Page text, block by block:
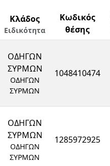
Κλάδος
Ειδικότητα
Κωδικός
θέσης
ΟΔΗΓΩΝ
ΣΥΡΜΩΝ
ΟΔΗΓΩΝ
ΣΥΡΜΩΝ
1048410474
ΟΔΗΓΩΝ
ΣΥΡΜΩΝ
ΟΔΗΓΩΝ
ΣΥΡΜΩΝ
1285972925